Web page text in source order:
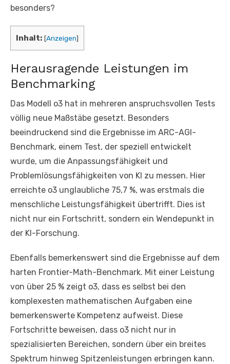
besonders?
Inhalt: [Anzeigen]
Herausragende Leistungen im
Benchmarking
Das Modell o3 hat in mehreren anspruchsvollen Tests
völlig neue Maßstäbe gesetzt. Besonders
beeindruckend sind die Ergebnisse im ARC-AGI-
Benchmark, einem Test, der speziell entwickelt
wurde, um die Anpassungsfähigkeit und
Problemlösungsfähigkeiten von KI zu messen. Hier
erreichte o3 unglaubliche 75,7 %, was erstmals die
menschliche Leistungsfähigkeit übertrifft. Dies ist
nicht nur ein Fortschritt, sondern ein Wendepunkt in
der KI-Forschung.
Ebenfalls bemerkenswert sind die Ergebnisse auf dem
harten Frontier-Math-Benchmark. Mit einer Leistung
von über 25 % zeigt o3, dass es selbst bei den
komplexesten mathematischen Aufgaben eine
bemerkenswerte Kompetenz aufweist. Diese
Fortschritte beweisen, dass o3 nicht nur in
spezialisierten Bereichen, sondern über ein breites
Spektrum hinweg Spitzenleistungen erbringen kann.